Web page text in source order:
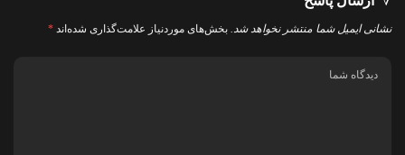
نشانی ایمیل شما منتشر نخواهد شد. بخش‌های موردنیاز علامت‌گذاری شده‌اند *